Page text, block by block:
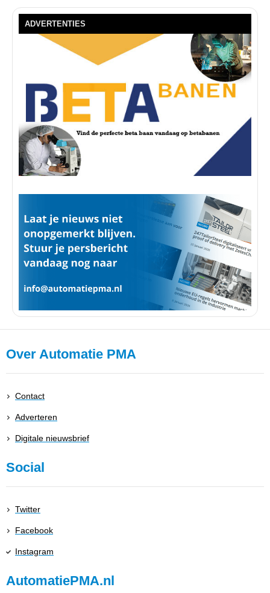
ADVERTENTIES
Over Automatie PMA
Contact
Adverteren
Digitale nieuwsbrief
Social
Twitter
Facebook
Instagram
AutomatiePMA.nl